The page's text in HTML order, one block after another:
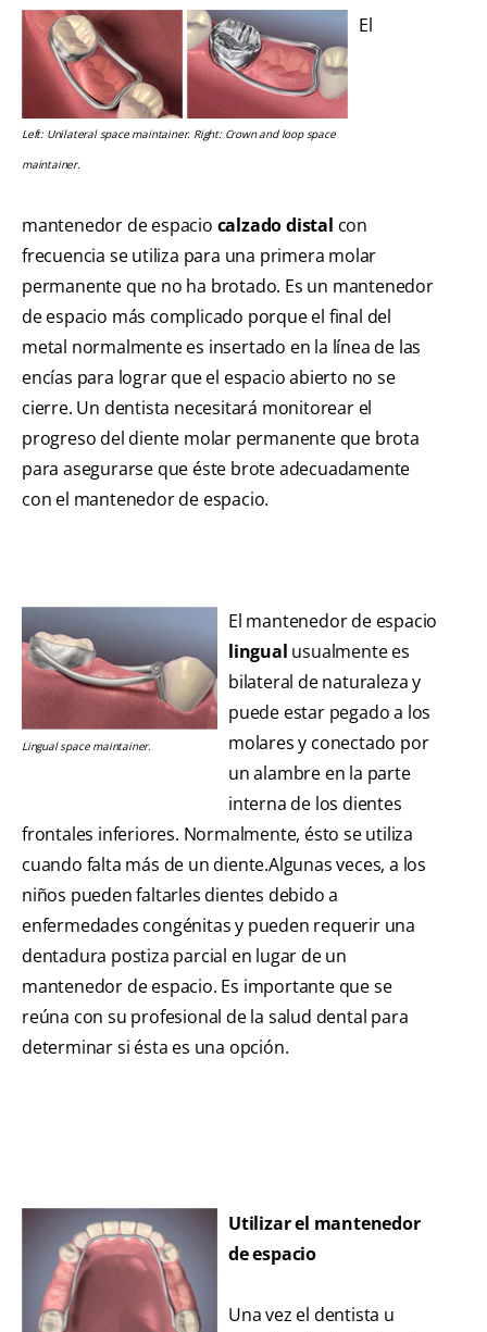
Left: Unilateral space maintainer. Right: Crown and loop space
maintainer.
El
mantenedor de espacio calzado distal con
frecuencia se utiliza para una primera molar
permanente que no ha brotado. Es un mantenedor
de espacio más complicado porque el final del
metal normalmente es insertado en la línea de las
encías para lograr que el espacio abierto no se
cierre. Un dentista necesitará monitorear el
progreso del diente molar permanente que brota
para asegurarse que éste brote adecuadamente
con el mantenedor de espacio.
Lingual space maintainer.
El mantenedor de espacio
lingual usualmente es
bilateral de naturaleza y
puede estar pegado a los
molares y conectado por
un alambre en la parte
interna de los dientes
frontales inferiores. Normalmente, ésto se utiliza
cuando falta más de un diente.Algunas veces, a los
niños pueden faltarles dientes debido a
enfermedades congénitas y pueden requerir una
dentadura postiza parcial en lugar de un
mantenedor de espacio. Es importante que se
reúna con su profesional de la salud dental para
determinar si ésta es una opción.
Utilizar el mantenedor
de espacio
Una vez el dentista u